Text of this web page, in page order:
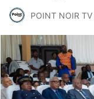
POINT NOIR TV